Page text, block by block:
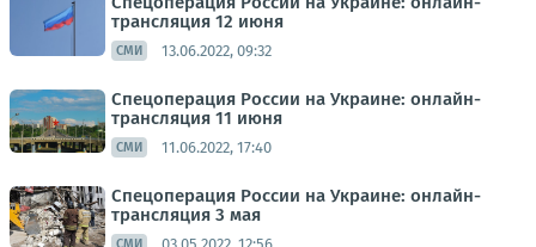
трансляция 12 июня
СМИ 13.06.2022, 09:32
Спецоперация России на Украине: онлайн-
трансляция 11 июня
СМИ 11.06.2022, 17:40
Спецоперация России на Украине: онлайн-
трансляция 3 мая
03.05.2022, 12:56